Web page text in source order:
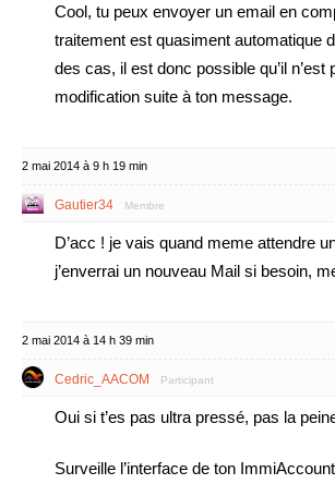
Cool, tu peux envoyer un email en
traitement est quasiment automatique
des cas, il est donc possible qu’il n’est
modification suite à ton message.
2 mai 2014 à 9 h 19 min
Gautier34 Membre
D’acc ! je vais quand meme attendre
j’enverrai un nouveau Mail si besoin,
2 mai 2014 à 14 h 39 min
Cedric_AACOM Participant
Oui si t’es pas ultra pressé, pas la
Surveille l’interface de ton